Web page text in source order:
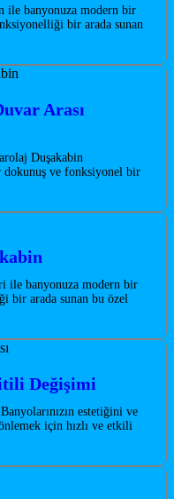
ile banyonuza modern bir
bir arada sunan
Arası
Duşakabin
ve fonksiyonel bir
ile banyonuza modern bir
bir arada sunan bu özel
Değişimi
estetiğini ve
için hızlı ve etkili